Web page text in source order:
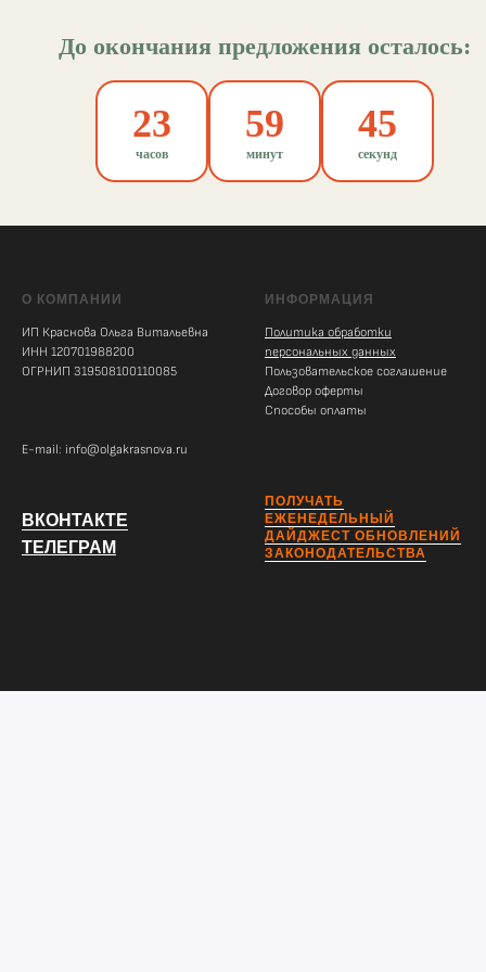
До окончания предложения осталось:
23
часов
59
минут
45
секунд
О КОМПАНИИ
ИП Краснова Ольга Витальевна
ИНН 120701988200
ОГРНИП 319508100110085
E-mail: info@olgakrasnova.ru
ИНФОРМАЦИЯ
Политика обработки
персональных данных
Пользовательское соглашение
Договор оферты
Способы оплаты
ВКОНТАКТЕ
ТЕЛЕГРАМ
ПОЛУЧАТЬ
ЕЖЕНЕДЕЛЬНЫЙ
ДАЙДЖЕСТ ОБНОВЛЕНИЙ
ЗАКОНОДАТЕЛЬСТВА